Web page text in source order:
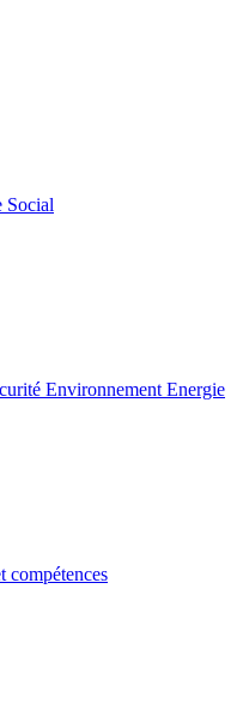
Social
Environnement Energie
compétences